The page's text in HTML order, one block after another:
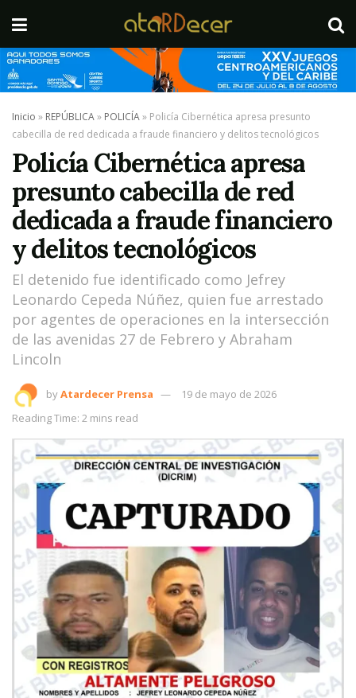
Inicio » REPÚBLICA» POLICÍA» Policía Cibernética apresa presunto
cabecilla de red dedicada a fraude financiero y delitos tecnológicos
Policía Cibernética apresa
presunto cabecilla de red
dedicada a fraude financiero
y delitos tecnológicos
El detenido fue identificado como Jefrey
Leonardo Cepeda Núñez, quien fue arrestado
por agentes de operaciones en la intersección
de las avenidas 27 de Febrero y Abraham
Lincoln
byAtardecer Prensa
19 de mayo de 2026
Reading Time: 2 mins read